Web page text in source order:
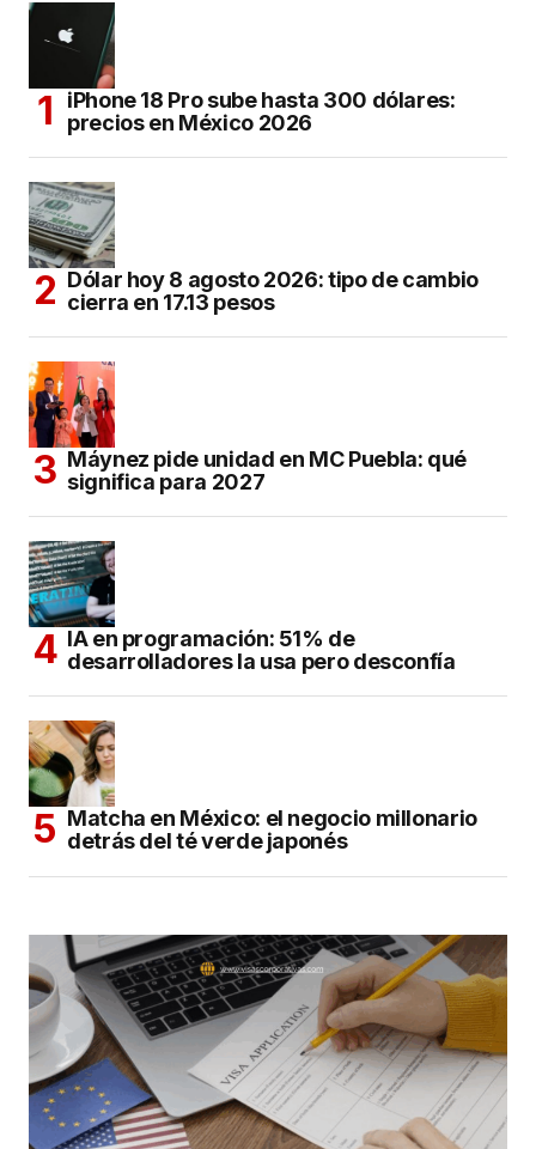
iPhone 18 Pro sube hasta 300 dólares:
precios en México 2026
Dólar hoy 8 agosto 2026: tipo de cambio
cierra en 17.13 pesos
Máynez pide unidad en MC Puebla: qué
significa para 2027
IA en programación: 51% de
desarrolladores la usa pero desconfía
Matcha en México: el negocio millonario
detrás del té verde japonés